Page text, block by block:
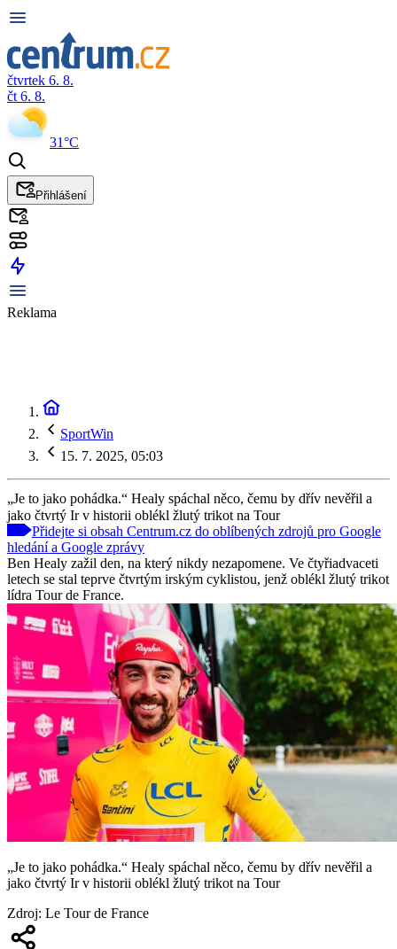
čtvrtek 6. 8.
čt 6. 8.
31°C
Přihlášení
Reklama
SportWin
15. 7. 2025, 05:03
„Je to jako pohádka.“ Healy spáchal něco, čemu by dřív nevěřil a
jako čtvrtý Ir v historii oblékl žlutý trikot na Tour
Přidejte si obsah Centrum.cz do oblíbených zdrojů pro Google
hledání a Google zprávy
Ben Healy zažil den, na který nikdy nezapomene. Ve čtyřiadvaceti
letech se stal teprve čtvrtým irským cyklistou, jenž oblékl žlutý trikot
lídra Tour de France.
„Je to jako pohádka.“ Healy spáchal něco, čemu by dřív nevěřil a
jako čtvrtý Ir v historii oblékl žlutý trikot na Tour
Zdroj: Le Tour de France